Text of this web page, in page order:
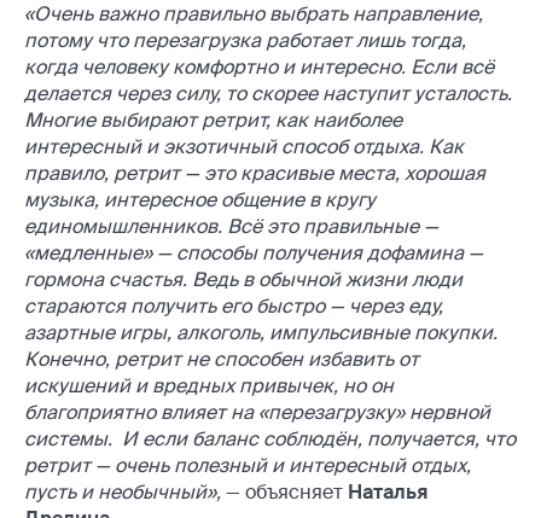
«Очень важно правильно выбрать направление,
потому что перезагрузка работает лишь тогда,
когда человеку комфортно и интересно. Если всё
делается через силу, то скорее наступит усталость.
Многие выбирают ретрит, как наиболее
интересный и экзотичный способ отдыха. Как
правило, ретрит — это красивые места, хорошая
музыка, интересное общение в кругу
единомышленников. Всё это правильные —
«медленные» — способы получения дофамина —
гормона счастья. Ведь в обычной жизни люди
стараются получить его быстро — через еду,
азартные игры, алкоголь, импульсивные покупки.
Конечно, ретрит не способен избавить от
искушений и вредных привычек, но он
благоприятно влияет на «перезагрузку» нервной
системы. И если баланс соблюдён, получается, что
ретрит — очень полезный и интересный отдых,
пусть и необычный»,— объясняет Наталья